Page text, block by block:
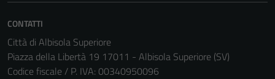
CONTATTI
Città di Albisola Superiore
Piazza della Libertà 19 17011 - Albisola Superiore (SV)
Codice fiscale / P. IVA: 00340950096
Questi cookie
sono necessari